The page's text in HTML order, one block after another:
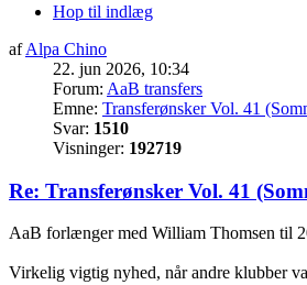
Hop til indlæg
afAlpa Chino
22. jun 2026, 10:34
Forum: AaB transfers
Emne: Transferønsker Vol. 41
Svar: 1510
Visninger: 192719
Re: Transferønsker Vol. 41
AaB forlænger med William Thomsen til
Virkelig vigtig nyhed, når andre klubber